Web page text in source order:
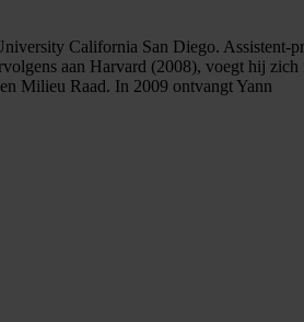
California San Diego. Assistent-
aan Harvard (2008), voegt hij
Milieu Raad. In 2009 ontvangt Yann